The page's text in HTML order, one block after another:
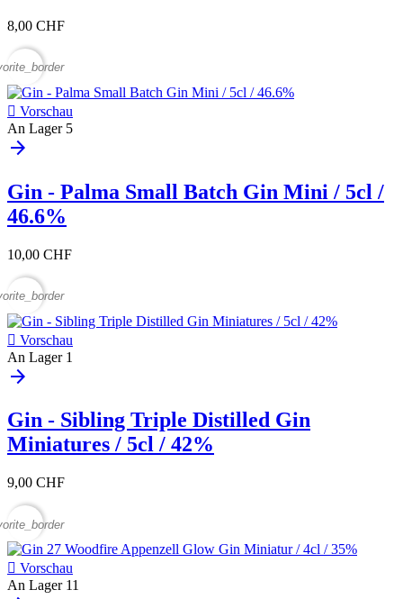
8,00 CHF
 Vorschau
An Lager 5
arrow_forward
Gin - Palma Small Batch Gin Mini / 5cl /
46.6%
10,00 CHF
 Vorschau
An Lager 1
arrow_forward
Gin - Sibling Triple Distilled Gin
Miniatures / 5cl / 42%
9,00 CHF
 Vorschau
An Lager 11